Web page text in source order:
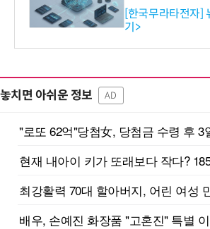
공…73개 제품
확대
[한국무라타전자]
기>
놓치면 아쉬운 정보 AD